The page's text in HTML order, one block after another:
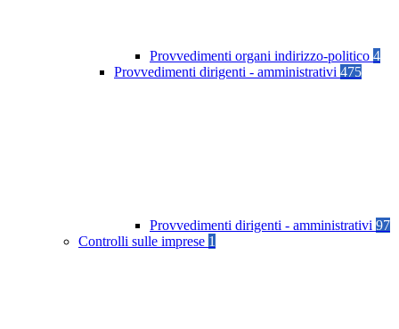
Provvedimenti organi indirizzo-politico 4
Provvedimenti dirigenti - amministrativi 475
Provvedimenti dirigenti - amministrativi 97
Controlli sulle imprese 1